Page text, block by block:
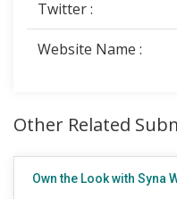
Twitter :
Website Name :
Other Related
Own the Look with Syna